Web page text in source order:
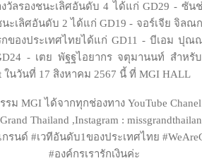
วัลรองชนะเลิศอันดับ 4 ได้แก่ GD29 - ซั
เลิศอันดับ 2 ได้แก่ GD19 - จอร์เจีย จิล
ของประเทศไทยได้แก่ GD11 - บีเอม ปุ
- เตย พัฐฐไอยากร จตุมานนท์ สำหรั
ในวันที่ 17 สิงหาคม 2567 นี้ ที่ MGI HALL
ม MGI ได้จากทุกช่องทาง YouTube Chanel
Thailand ,Instagram :
นด์ #เวทีอันดับ1ของประเทศไทย
#องค์กรเรารักเงินค่ะ